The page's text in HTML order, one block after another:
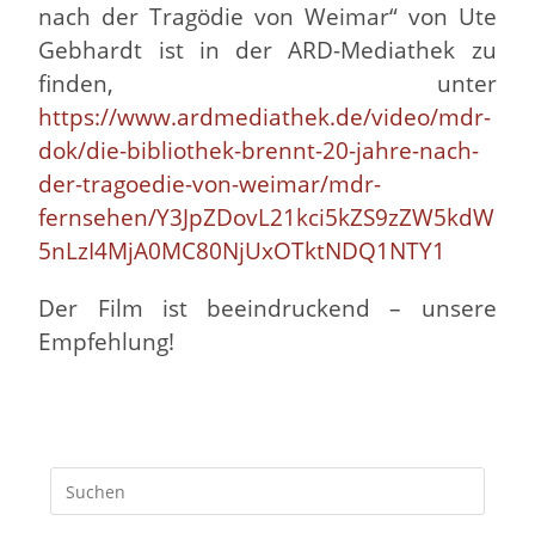
nach der Tragödie von Weimar“ von Ute
Gebhardt ist in der ARD-Mediathek zu
finden, unter
https://www.ardmediathek.de/video/mdr-
dok/die-bibliothek-brennt-20-jahre-nach-
der-tragoedie-von-weimar/mdr-
fernsehen/Y3JpZDovL21kci5kZS9zZW5kdW
5nLzI4MjA0MC80NjUxOTktNDQ1NTY1
Der Film ist beeindruckend – unsere
Empfehlung!